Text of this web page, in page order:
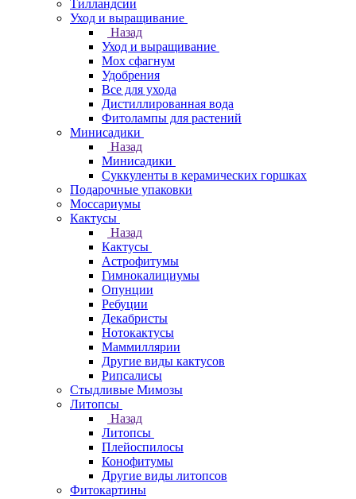
Тилландсии
Уход и выращивание
Назад
Уход и выращивание
Мох сфагнум
Удобрения
Все для ухода
Дистиллированная вода
Фитолампы для растений
Минисадики
Назад
Минисадики
Суккуленты в керамических горшках
Подарочные упаковки
Моссариумы
Кактусы
Назад
Кактусы
Астрофитумы
Гимнокалициумы
Опунции
Ребуции
Декабристы
Нотокактусы
Маммиллярии
Другие виды кактусов
Рипсалисы
Стыдливые Мимозы
Литопсы
Назад
Литопсы
Плейоспилосы
Конофитумы
Другие виды литопсов
Фитокартины